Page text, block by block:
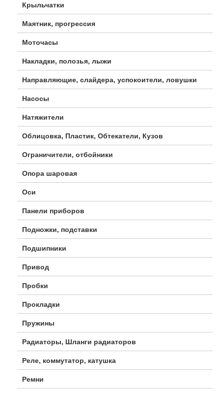
Крыльчатки
Маятник, прогрессия
Моточасы
Накладки, полозья, лыжи
Направляющие, слайдера, успокоители, ловушки
Насосы
Натяжители
Облицовка, Пластик, Обтекатели, Кузов
Ограничители, отбойники
Опора шаровая
Оси
Панели приборов
Подножки, подставки
Подшипники
Привод
Пробки
Прокладки
Пружины
Радиаторы, Шланги радиаторов
Реле, коммутатор, катушка
Ремни